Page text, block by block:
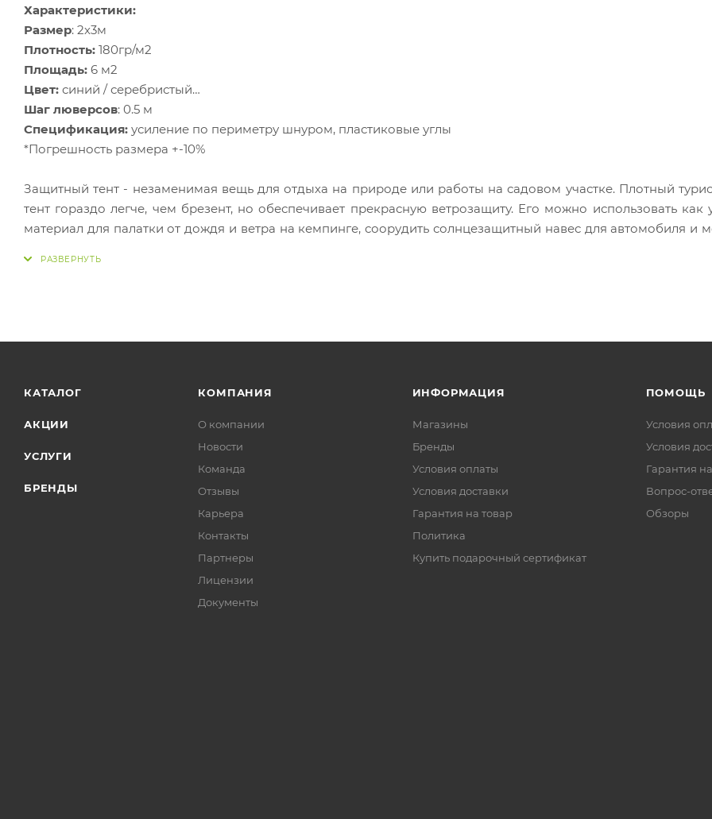
Характеристики:
Размер: 2х3м
Плотность: 180гр/м2
Площадь: 6 м2
Цвет: синий / серебристый
Шаг люверсов: 0.5 м
Спецификация: усиление по периметру шнуром, пластиковые углы
*Погрешность размера +-10%
Защитный тент - незаменимая вещь для отдыха на природе или работы на садовом участке. Плотный
тент гораздо легче, чем брезент, но обеспечивает прекрасную ветрозащиту. Его можно использовать как
материал для палатки от дождя и ветра на кемпинге, соорудить солнцезащитный навес для автомобиля и
КАТАЛОГ
АКЦИИ
УСЛУГИ
БРЕНДЫ
КОМПАНИЯ
О компании
Новости
Команда
Отзывы
Карьера
Контакты
Партнеры
Лицензии
Документы
ИНФОРМАЦИЯ
Магазины
Бренды
Условия оплаты
Условия доставки
Гарантия на товар
Политика
Купить подарочный сертификат
ПОМОЩЬ
Условия
Условия
Гарантия
Вопрос-
Обзоры